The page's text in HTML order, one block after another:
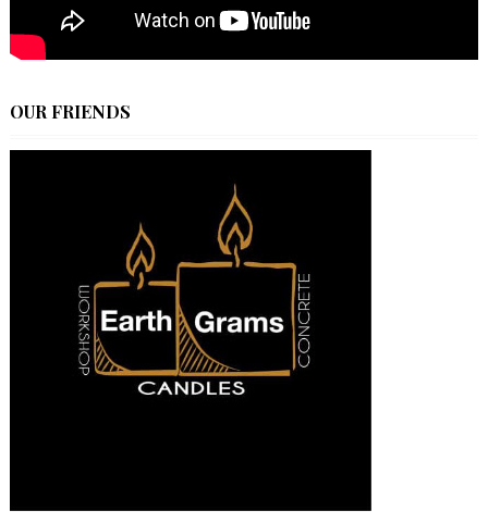
OUR FRIENDS